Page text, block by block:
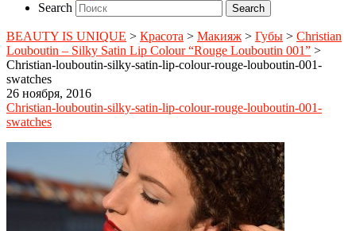
Search
BEAUTY IS UNIQUE > Красота > Макияж > Губы > Christian
Louboutin – Silky Satin Lip Colour “Rouge Louboutin 001” >
Christian-louboutin-silky-satin-lip-colour-rouge-louboutin-001-
swatches
26 ноября, 2016
Christian-louboutin-silky-satin-lip-colour-rouge-louboutin-001-
swatches